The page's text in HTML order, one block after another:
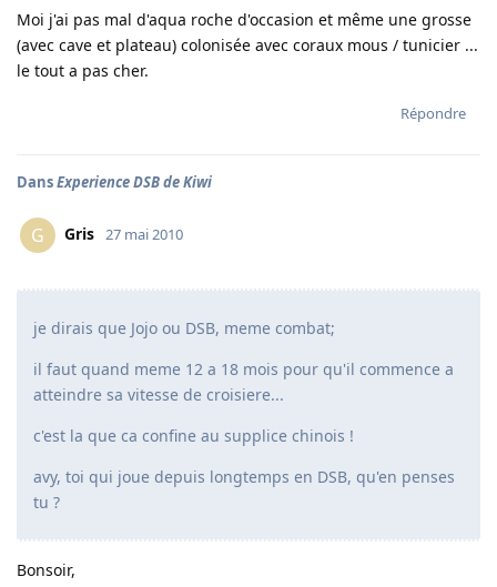
Moi j'ai pas mal d'aqua roche d'occasion et même une grosse
(avec cave et plateau) colonisée avec coraux mous / tunicier ...
le tout a pas cher.
Répondre
DansExperience DSB de Kiwi
G Gris 27 mai 2010
je dirais que Jojo ou DSB, meme combat;
il faut quand meme 12 a 18 mois pour qu'il commence a
atteindre sa vitesse de croisiere...
c'est la que ca confine au supplice chinois !
avy, toi qui joue depuis longtemps en DSB, qu'en penses
tu ?
Bonsoir,